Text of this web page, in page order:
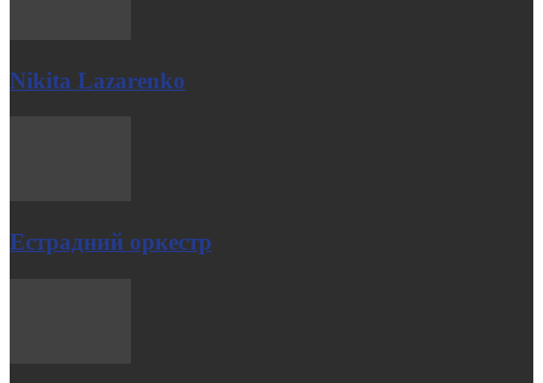
Nikita Lazarenko
Естрадний оркестр